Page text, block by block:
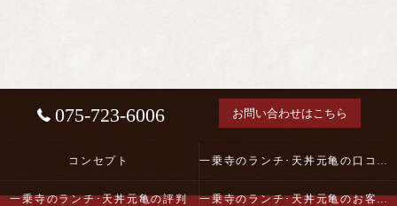
075-723-6006 お問い合わせはこちら
コンセプト 一乗寺のランチ･天丼元亀の口コミ情報
一乗寺のランチ･天丼元亀の評判 一乗寺のランチ･天丼元亀のお客様の声